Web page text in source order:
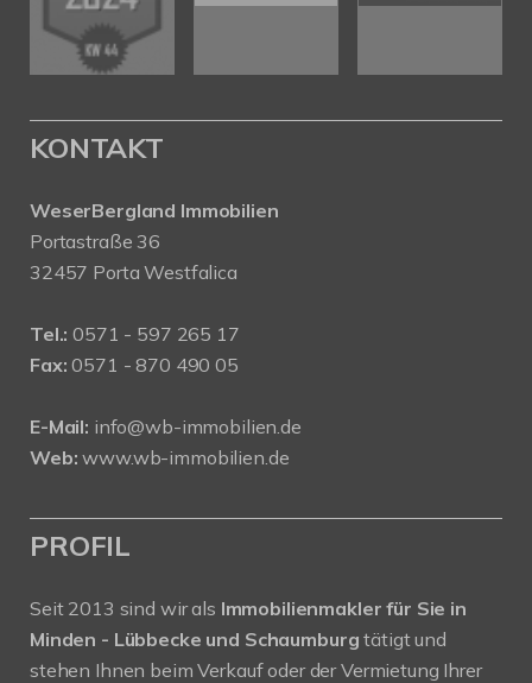
KONTAKT
WeserBergland Immobilien
Portastraße 36
32457 Porta Westfalica
Tel.: 0571 - 597 265 17
Fax: 0571 - 870 490 05
E-Mail: info@wb-immobilien.de
Web: www.wb-immobilien.de
PROFIL
Seit 2013 sind wir als Immobilienmakler für Sie in
Minden - Lübbecke und Schaumburgtätigt und
stehen Ihnen beim Verkauf oder der Vermietung Ihrer